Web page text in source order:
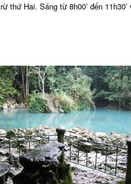
thứ Hai. Sáng từ 8h00’ đến